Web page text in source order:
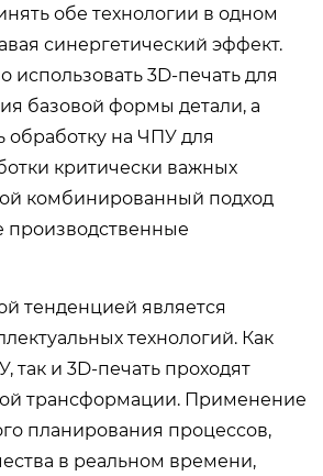
обе технологии в одном
синергетический эффект.
3D-печать для
базовой формы детали, а
обработку на ЧПУ для
критически важных
комбинированный подход
производственные
тенденцией является
технологий. Как
так и 3D-печать проходят
трансформации. Применение
планирования процессов,
в реальном времени,